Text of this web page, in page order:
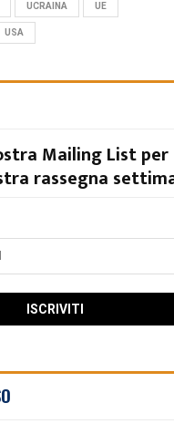
UCRAINA UE
USA
Mailing List per
rassegna